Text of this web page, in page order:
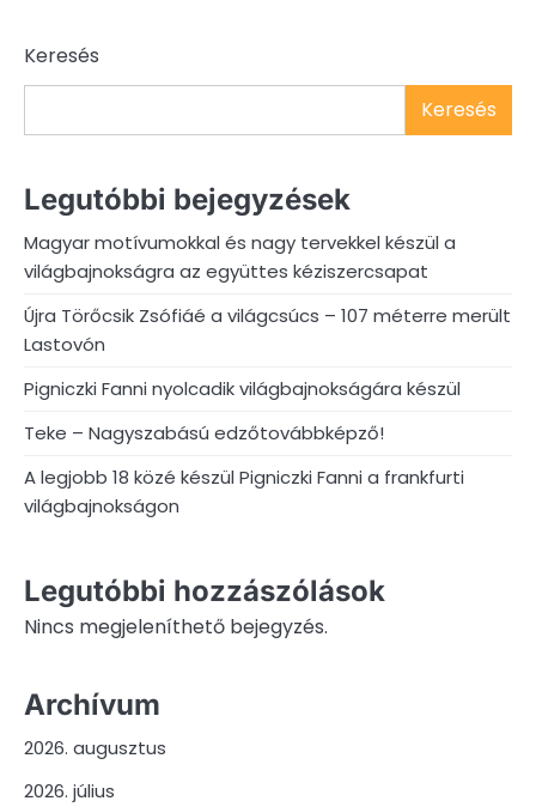
Keresés
Keresés
Legutóbbi bejegyzések
Magyar motívumokkal és nagy tervekkel készül a
világbajnokságra az együttes kéziszercsapat
Újra Törőcsik Zsófiáé a világcsúcs – 107 méterre merült
Lastovón
Pigniczki Fanni nyolcadik világbajnokságára készül
Teke – Nagyszabású edzőtovábbképző!
A legjobb 18 közé készül Pigniczki Fanni a frankfurti
világbajnokságon
Legutóbbi hozzászólások
Nincs megjeleníthető bejegyzés.
Archívum
2026. augusztus
2026. július